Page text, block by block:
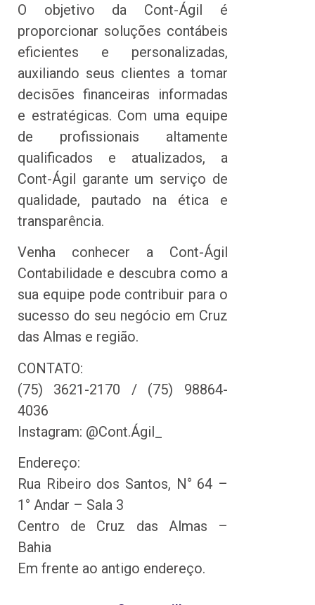
O objetivo da Cont-Ágil é
proporcionar soluções contábeis
eficientes e personalizadas,
auxiliando seus clientes a tomar
decisões financeiras informadas
e estratégicas. Com uma equipe
de profissionais altamente
qualificados e atualizados, a
Cont-Ágil garante um serviço de
qualidade, pautado na ética e
transparência.
Venha conhecer a Cont-Ágil
Contabilidade e descubra como a
sua equipe pode contribuir para o
sucesso do seu negócio em Cruz
das Almas e região.
CONTATO:
(75) 3621-2170 / (75) 98864-
4036
Instagram: @Cont.Ágil_
Endereço:
Rua Ribeiro dos Santos, N° 64 –
1° Andar – Sala 3
Centro de Cruz das Almas –
Bahia
Em frente ao antigo endereço.